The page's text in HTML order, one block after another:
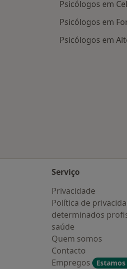
Psicólogos em
Psicólogos em
Psicólogos em
Serviço
Privacidade
Política de
determinados
saúde
Quem somos
Contacto
Empregos